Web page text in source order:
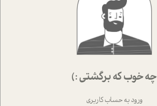
چه خوب که برگشتی :)
ورود به حساب کاربری